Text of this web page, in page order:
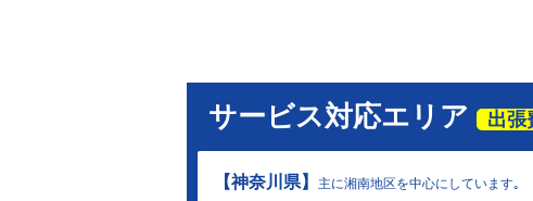
サービス対応エリア 出張
【神奈川県】 主に湘南地区を中心にしています｡